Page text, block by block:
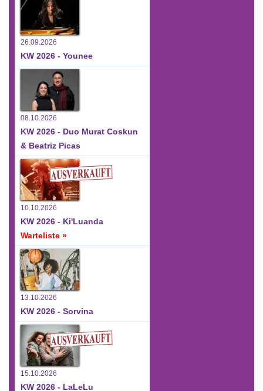
26.09.2026
KW 2026 - Younee
08.10.2026
KW 2026 - Duo Murat Coskun
& Beatriz Picas
10.10.2026
KW 2026 - Ki'Luanda
Warteliste »
13.10.2026
KW 2026 - Sorvina
15.10.2026
KW 2026 - LaLeLu